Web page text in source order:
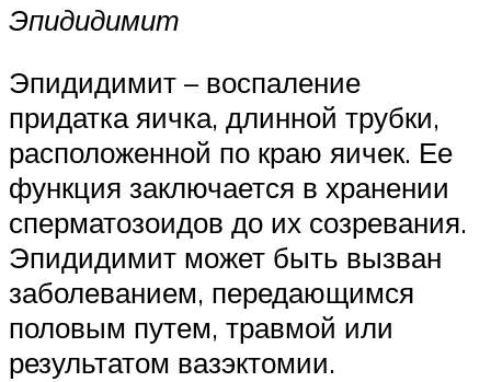
Эпидидимит
Эпидидимит – воспаление
придатка яичка, длинной трубки,
расположенной по краю яичек. Ее
функция заключается в хранении
сперматозоидов до их созревания.
Эпидидимит может быть вызван
заболеванием, передающимся
половым путем, травмой или
результатом вазэктомии.